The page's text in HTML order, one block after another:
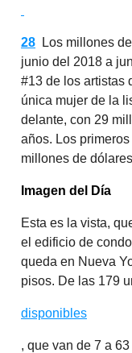
28 Los millones
junio del 2018 a
#13 de los artistas
única mujer de la
delante, con 29
años. Los
millones de
Imagen del Día
Esta es la vista,
el edificio de
queda en Nueva
pisos. De las 179
disponibles
, que van de 7 a